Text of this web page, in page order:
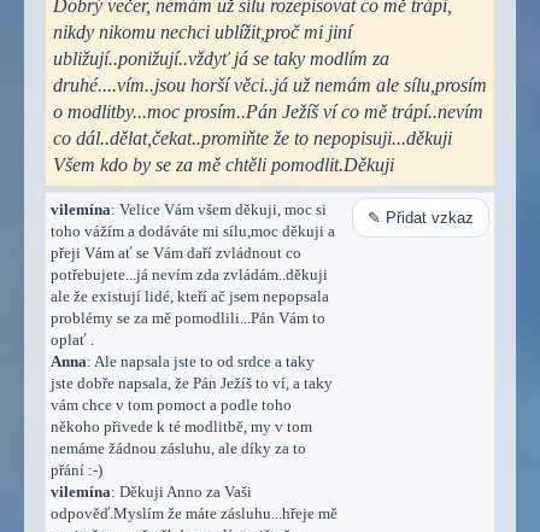
Dobrý večer, nemám už sílu rozepisovat co mě trápí,
nikdy nikomu nechci ublížit,proč mi jiní
ubližují..ponižují..vždyť já se taky modlím za
druhé....vím..jsou horší věci..já už nemám ale sílu,prosím
o modlitby...moc prosím..Pán Ježíš ví co mě trápí..nevím
co dál..dělat,čekat..promiňte že to nepopisuji...děkuji
Všem kdo by se za mě chtěli pomodlit.Děkuji
vilemína: Velice Vám všem děkuji, moc si
toho vážím a dodáváte mi sílu,moc děkuji a
přeji Vám ať se Vám daří zvládnout co
potřebujete...já nevím zda zvládám..děkuji
ale že existují lidé, kteří ač jsem nepopsala
problémy se za mě pomodlili...Pán Vám to
oplať .
Anna: Ale napsala jste to od srdce a taky
jste dobře napsala, že Pán Ježíš to ví, a taky
vám chce v tom pomoct a podle toho
někoho přivede k té modlitbě, my v tom
nemáme žádnou zásluhu, ale díky za to
přání :-)
vilemína: Děkuji Anno za Vaši
odpověď.Myslím že máte zásluhu...hřeje mě
✎ Přidat vzkaz